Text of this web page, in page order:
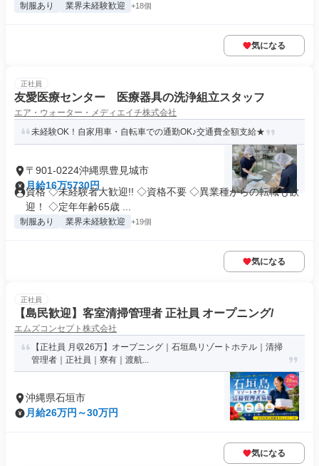
制服あり 業界未経験歓迎 +18個
気になる
正社員
友愛医療センター 医療器具の洗浄組立スタッフ
エア・ウォーター・メディエイチ株式会社
未経験OK！自家用車・自転車での通勤OK♪交通費全額支給★
〒901-0224沖縄県豊見城市
月給16万5730円
資格 ◇未経験者大歓迎!! ◇資格不要 ◇異業種からの転職も歓
迎！ ◇定年年齢65歳 ...
制服あり 業界未経験歓迎 +19個
気になる
正社員
【島民歓迎】客室清掃管理者 正社員 オープニング/
エムズコンセプト株式会社
【正社員 月収26万】オープニング｜石垣島リゾートホテル｜清掃
管理者｜正社員｜寮有｜渡航...
沖縄県石垣市
月給26万円～30万円
気になる